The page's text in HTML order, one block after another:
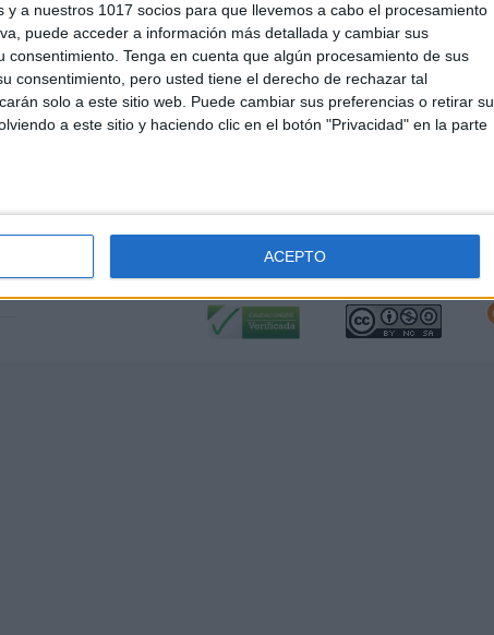
a nuestros 1017 socios para que llevemos a cabo el procesamiento
puede acceder a información más detallada y cambiar sus
consentimiento. Tenga en cuenta que algún procesamiento de sus
consentimiento, pero usted tiene el derecho de rechazar tal
solo a este sitio web. Puede cambiar sus preferencias o retirar su
a este sitio y haciendo clic en el botón "Privacidad" en la parte
ACEPTO